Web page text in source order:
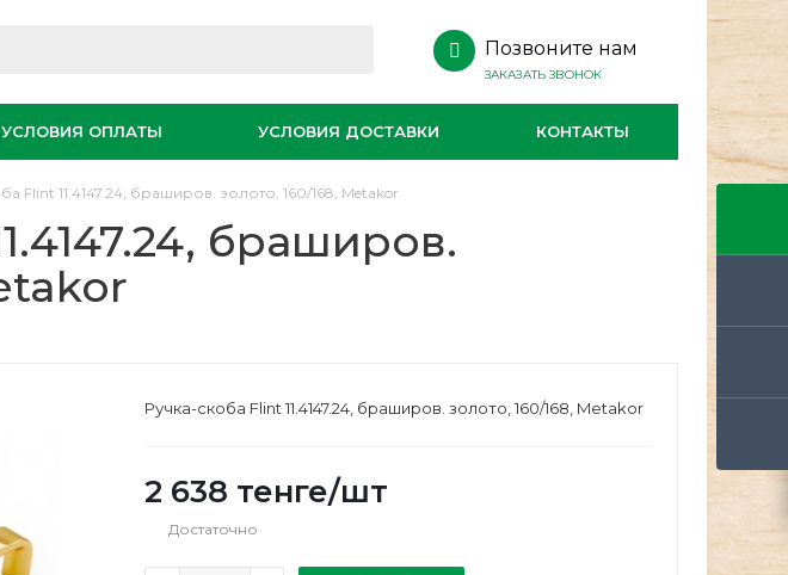
Позвоните нам
ЗАКАЗАТЬ ЗВОНОК
УСЛОВИЯ ОПЛАТЫ УСЛОВИЯ ДОСТАВКИ КОНТАКТЫ
Flint 11.4147.24, браширов. золото, 160/168, Metakor
браширов.
Ручка-скоба Flint 11.4147.24, браширов. золото, 160/168, Metakor
2 638 тенге/шт
Достаточно